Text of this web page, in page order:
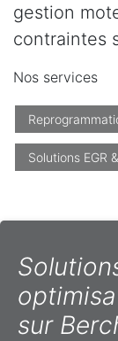
gestion
contraintes
Nos services
Solutions EGR
sur